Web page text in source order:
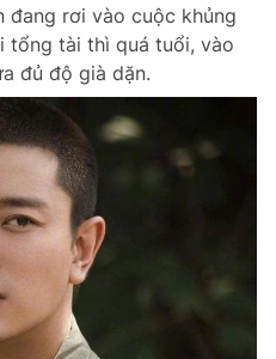
đang rơi vào cuộc khủng
tổng tài thì quá tuổi, vào
đủ độ già dặn.